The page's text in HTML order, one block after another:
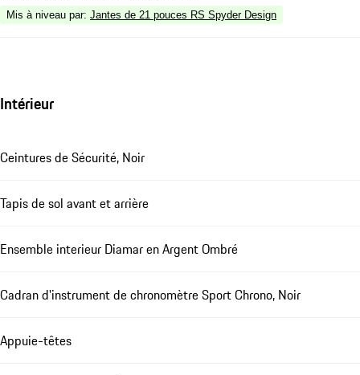
Mis à niveau par: Jantes de 21 pouces RS Spyder Design
Intérieur
Ceintures de Sécurité, Noir
Tapis de sol avant et arrière
Ensemble interieur Diamar en Argent Ombré
Cadran d'instrument de chronomètre Sport Chrono, Noir
Appuie-têtes